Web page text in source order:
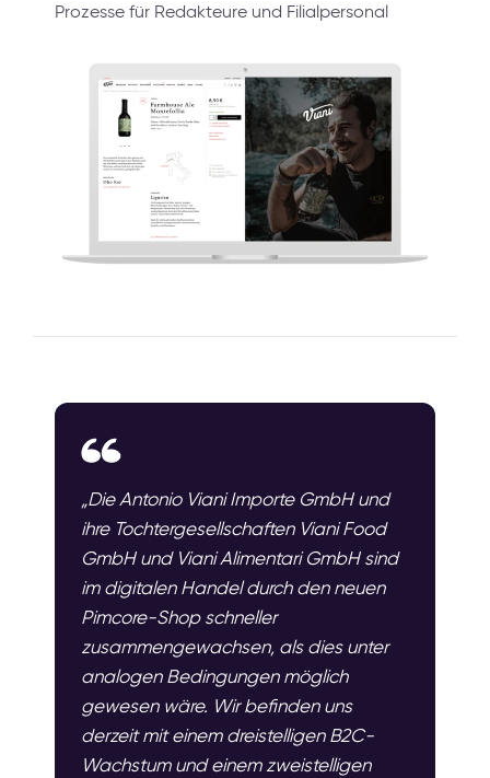
Prozesse für Redakteure und Filialpersonal
„Die Antonio Viani Importe GmbH und
ihre Tochtergesellschaften Viani Food
GmbH und Viani Alimentari GmbH sind
im digitalen Handel durch den neuen
Pimcore-Shop schneller
zusammengewachsen, als dies unter
analogen Bedingungen möglich
gewesen wäre. Wir befinden uns
derzeit mit einem dreistelligen B2C-
Wachstum und einem zweistelligen